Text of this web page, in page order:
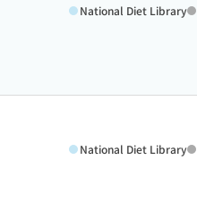
National Diet Library
National Diet Library